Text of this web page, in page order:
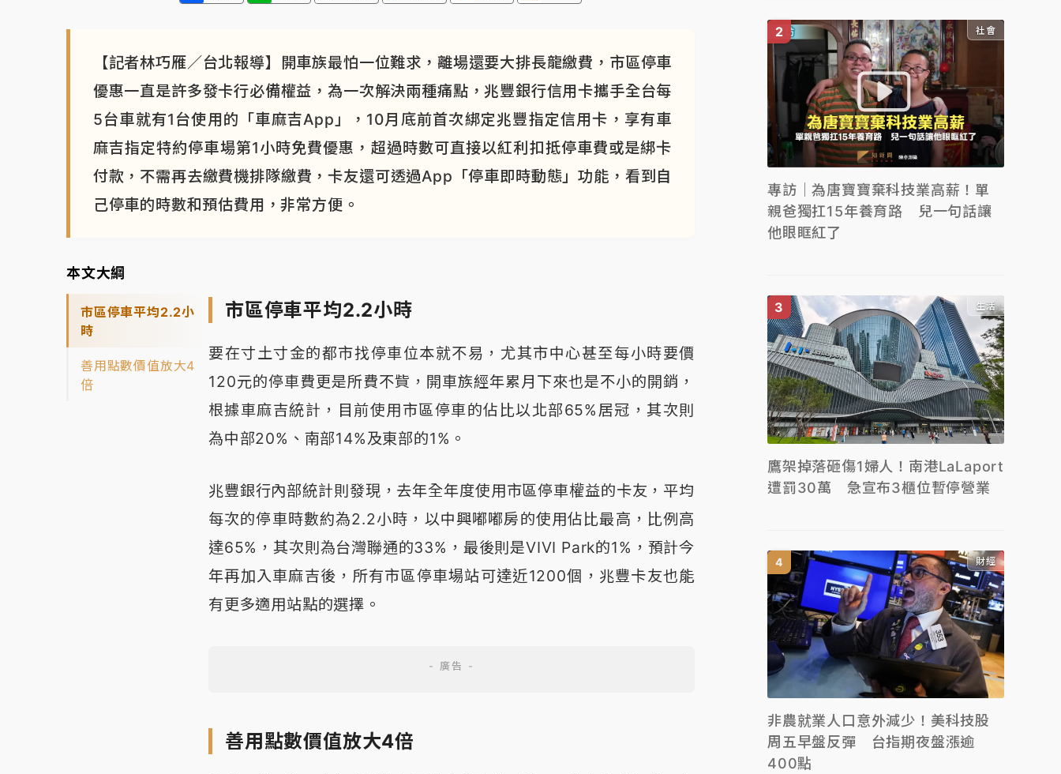
【記者林巧雁／台北報導】開車族最怕一位難求，離場還要大排長龍繳費，市區停車
優惠一直是許多發卡行必備權益，為一次解決兩種痛點，兆豐銀行信用卡攜手全台每
5台車就有1台使用的「車麻吉App」，10月底前首次綁定兆豐指定信用卡，享有車
麻吉指定特約停車場第1小時免費優惠，超過時數可直接以紅利扣抵停車費或是綁卡
付款，不需再去繳費機排隊繳費，卡友還可透過App「停車即時動態」功能，看到自
己停車的時數和預估費用，非常方便。
本文大綱
市區停車平均2.2小
時
善用點數價值放大4
倍
市區停車平均2.2小時
要在寸土寸金的都市找停車位本就不易，尤其市中心甚至每小時要價
120元的停車費更是所費不貲，開車族經年累月下來也是不小的開銷，
根據車麻吉統計，目前使用市區停車的佔比以北部65%居冠，其次則
為中部20%、南部14%及東部的1%。
兆豐銀行內部統計則發現，去年全年度使用市區停車權益的卡友，平均
每次的停車時數約為2.2小時，以中興嘟嘟房的使用佔比最高，比例高
達65%，其次則為台灣聯通的33%，最後則是VIVI Park的1%，預計今
年再加入車麻吉後，所有市區停車場站可達近1200個，兆豐卡友也能
有更多適用站點的選擇。
善用點數價值放大4倍
社會
專訪｜為唐寶寶棄科技業高薪！單
親爸獨扛15年養育路 兒一句話讓
他眼眶紅了
生活
鷹架掉落砸傷1婦人！南港LaLaport
遭罰30萬 急宣布3櫃位暫停營業
財經
非農就業人口意外減少！美科技股
周五早盤反彈 台指期夜盤漲逾
400點